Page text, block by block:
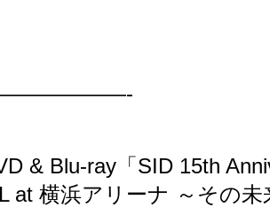
& Blu-ray 「SID 15th
at 横浜アリーナ ～その